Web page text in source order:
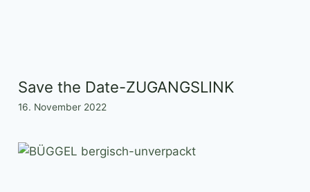
Save the Date-ZUGANGSLINK
16. November 2022